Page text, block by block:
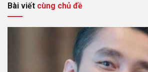
Bài viết cùng chủ đề